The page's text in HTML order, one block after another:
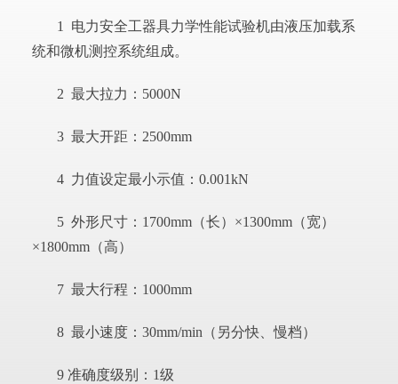
1 电力安全工器具力学性能试验机由液压加载系
统和微机测控系统组成。
2 最大拉力：5000N
3 最大开距：2500mm
4 力值设定最小示值：0.001kN
5 外形尺寸：1700mm（长）×1300mm（宽）
×1800mm（高）
7 最大行程：1000mm
8 最小速度：30mm/min（另分快、慢档）
9 准确度级别：1级